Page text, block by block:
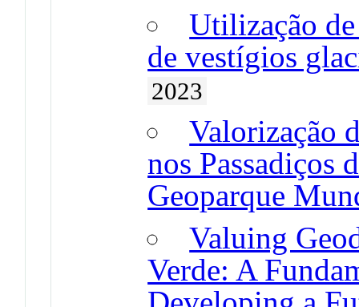
Utilização
de vestígios
2023
Valorização
nos Passadiços
Geoparque
Valuing
Verde: A